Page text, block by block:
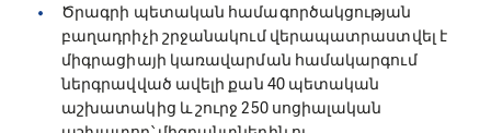
Ծրագրի պետական համագործակցության
բաղադրիչի շրջանակում վերապատրաստվել է
միգրացիայի կառավարման համակարգում
ներգրավված ավելի քան 40 պետական
աշխատակից և շուրջ 250 սոցիալական